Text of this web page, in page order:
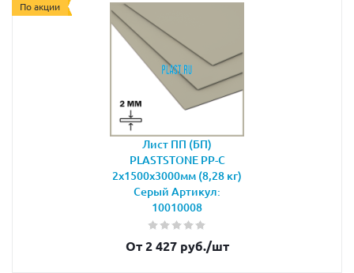
По акции
Лист ПП (БП)
PLASTSTONE PP-C
2х1500х3000мм (8,28 кг)
Серый Артикул:
10010008
От 2 427 руб./шт